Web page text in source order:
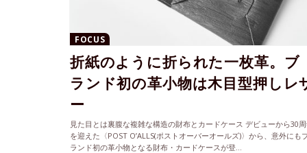
FOCUS
折紙のように折られた一枚革。ブ
ランド初の革小物は木目型押しレ
ー
見た目とは裏腹な複雑な構造の財布とカードケース デビューから30
を迎えた〈POST O’ALLS(ポストオーバーオールズ)〉から、意外にも
ランド初の革小物となる財布・カードケースが登...